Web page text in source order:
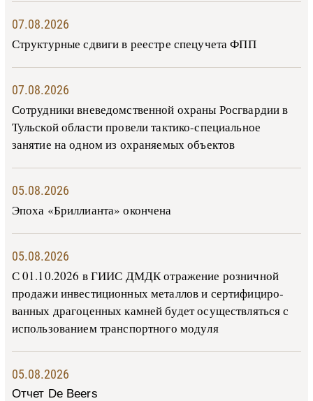
07.08.2026
Структурные сдвиги в реестре спецучета ФПП
07.08.2026
Сотрудники вневедомственной охраны Росгвардии в
Тульской области провели тактико-специальное
занятие на одном из охраняемых объектов
05.08.2026
Эпоха «Бриллианта» окончена
05.08.2026
С 01.10.2026 в ГИИС ДМДК от­ра­же­ние роз­ни­ч­ной
про­да­жи ин­ве­сти­ци­он­ных ме­тал­лов и сер­ти­фи­ци­ро­
ван­ных дра­го­цен­ных ка­м­ней бу­дет осу­ще­ств­лять­ся с
ис­поль­зо­ва­ни­ем тран­с­пор­т­но­го мо­ду­ля
05.08.2026
Отчет De Beers